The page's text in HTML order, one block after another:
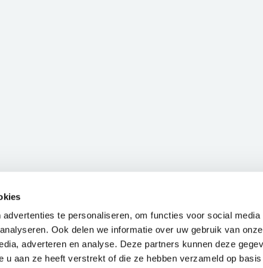
te personaliseren, om functies voor social media
Ook delen we informatie over uw gebruik van onze
adverteren en analyse. Deze partners kunnen deze
u aan ze heeft verstrekt of die ze hebben verzameld op